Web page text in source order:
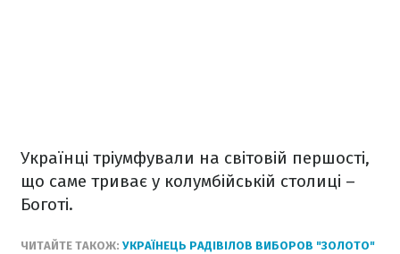
Українці тріумфували на світовій першості,
що саме триває у колумбійській столиці –
Боготі.
ЧИТАЙТЕ ТАКОЖ: УКРАЇНЕЦЬ РАДІВІЛОВ ВИБОРОВ "ЗОЛОТО"